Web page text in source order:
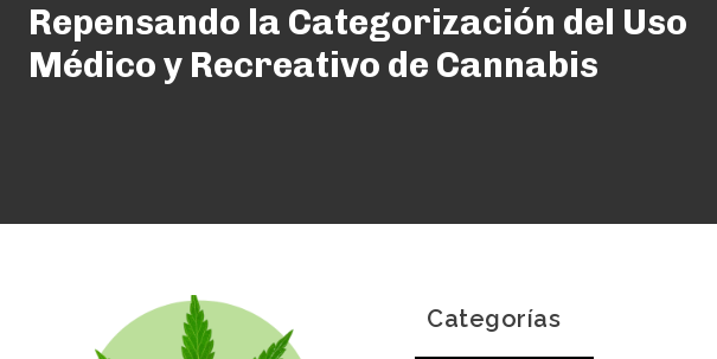
Repensando la Categorización del Uso
Médico y Recreativo de Cannabis
Categorías